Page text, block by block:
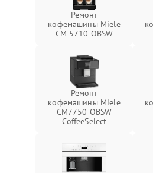
Ремонт
кофемашины Miele
CM 5710 OBSW
Ремонт
кофемашины Miele
CM7750 OBSW
CoffeeSelect